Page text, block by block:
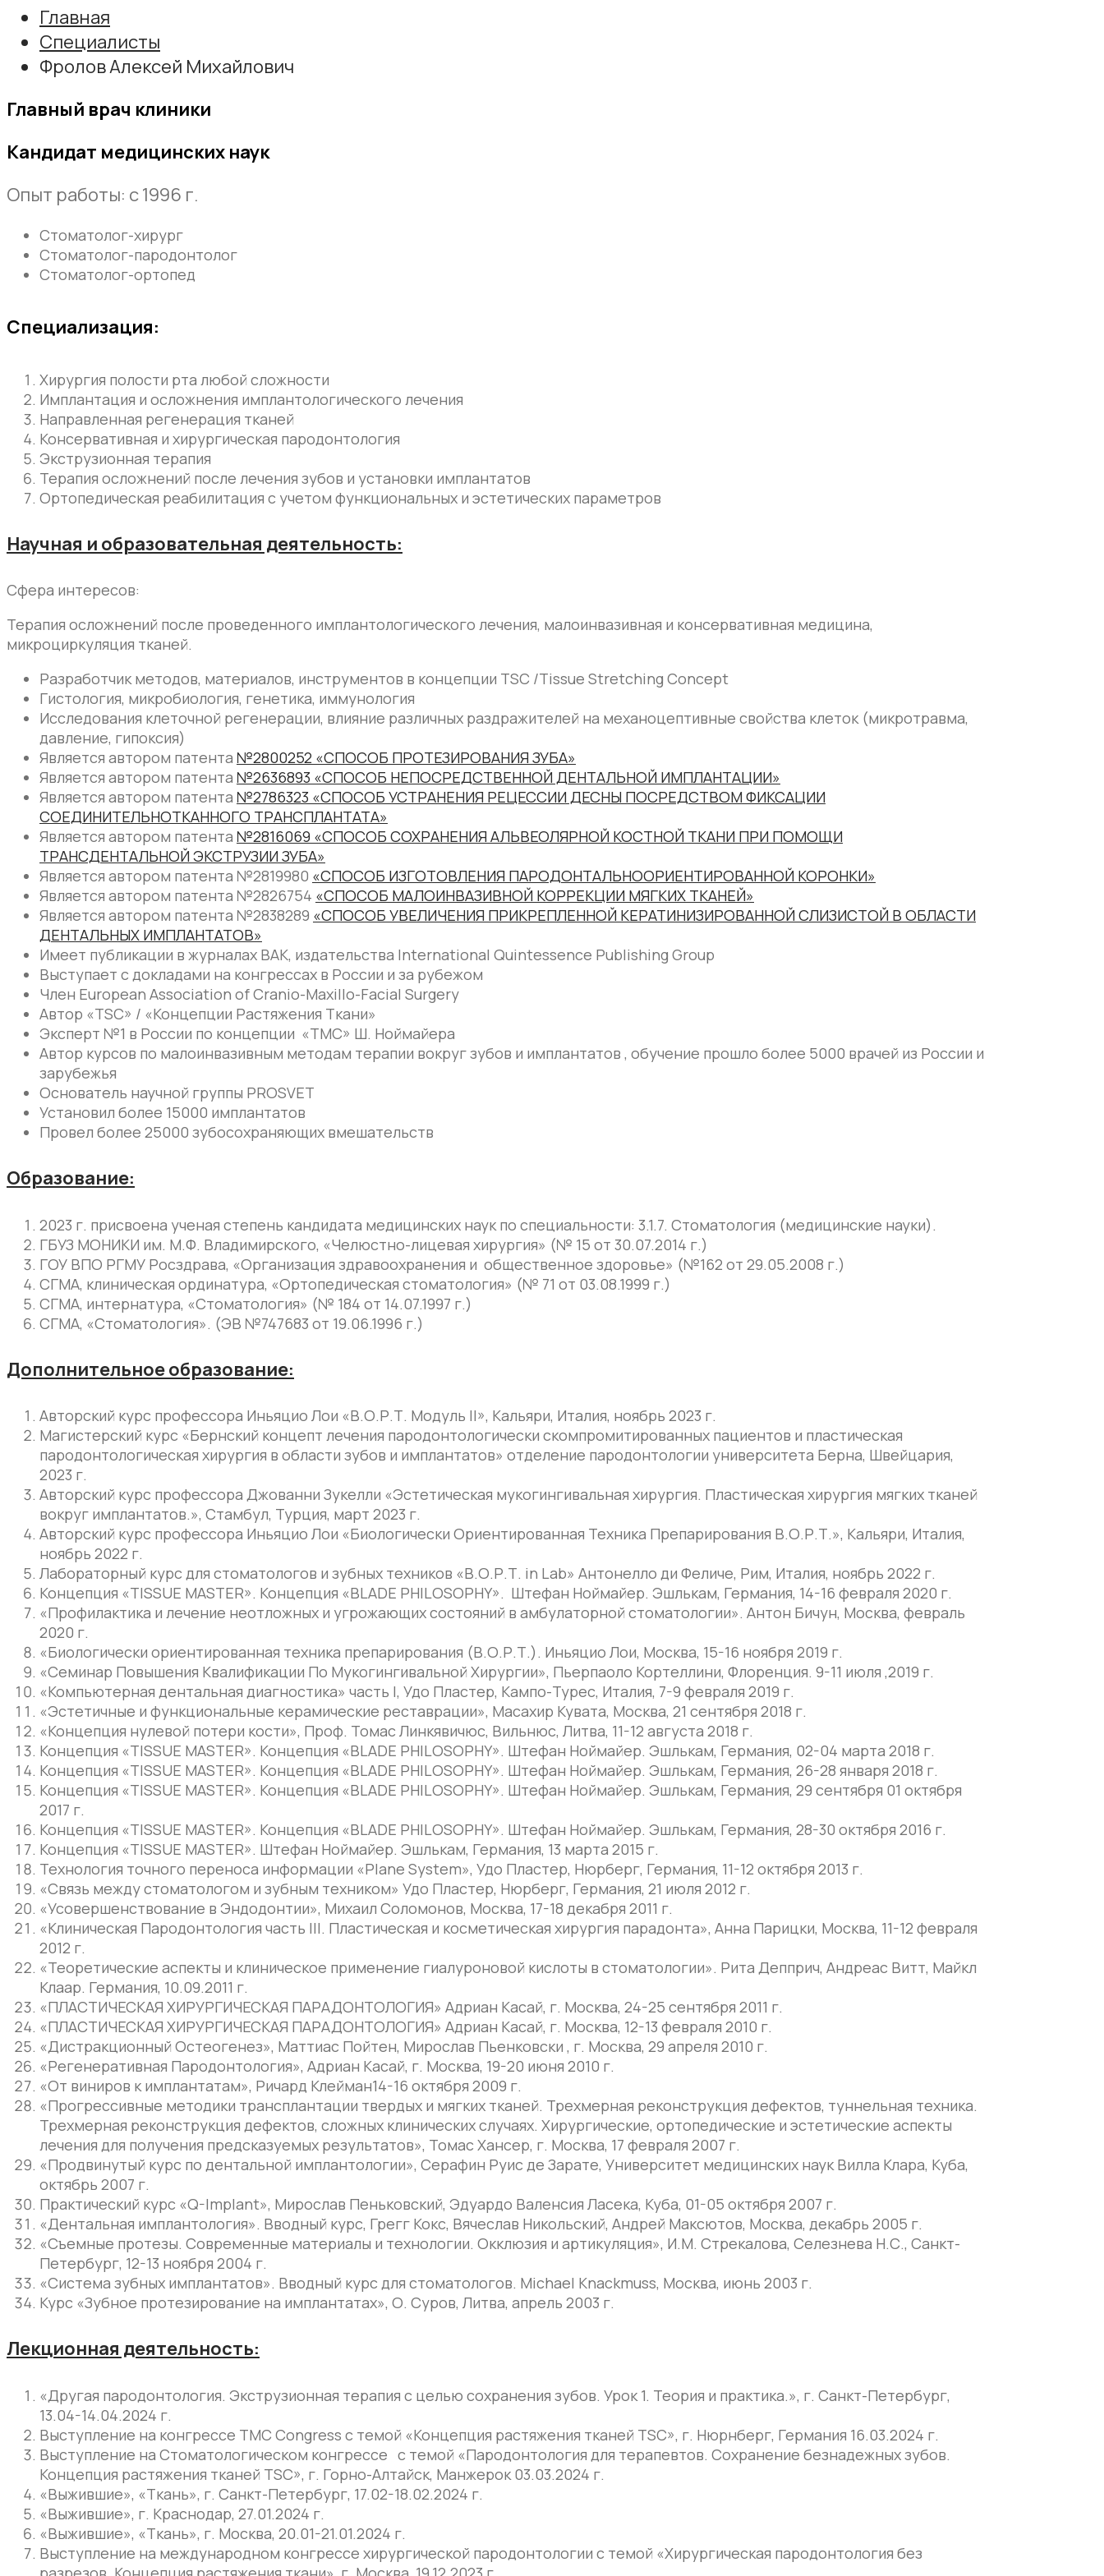
Главная
Специалисты
Фролов Алексей Михайлович
Главный врач клиники
Кандидат медицинских наук
Опыт работы: с 1996 г.
Стоматолог-хирург
Стоматолог-пародонтолог
Стоматолог-ортопед
Специализация:
Хирургия полости рта любой сложности
Имплантация и осложнения имплантологического лечения
Направленная регенерация тканей
Консервативная и хирургическая пародонтология
Экструзионная терапия
Терапия осложнений после лечения зубов и установки имплантатов
Ортопедическая реабилитация с учетом функциональных и эстетических параметров
Научная и образовательная деятельность:
Сфера интересов:
Терапия осложнений после проведенного имплантологического лечения, малоинвазивная и консервативная медицина,
микроциркуляция тканей.
Разработчик методов, материалов, инструментов в концепции TSC /Tissue Stretching Concept
Гистология, микробиология, генетика, иммунология
Исследования клеточной регенерации, влияние различных раздражителей на механоцептивные свойства клеток (микротравма,
давление, гипоксия)
Является автором патента №2800252 «СПОСОБ ПРОТЕЗИРОВАНИЯ ЗУБА»
Является автором патента №2636893 «СПОСОБ НЕПОСРЕДСТВЕННОЙ ДЕНТАЛЬНОЙ ИМПЛАНТАЦИИ»
Является автором патента №2786323 «СПОСОБ УСТРАНЕНИЯ РЕЦЕССИИ ДЕСНЫ ПОСРЕДСТВОМ ФИКСАЦИИ
СОЕДИНИТЕЛЬНОТКАННОГО ТРАНСПЛАНТАТА»
Является автором патента №2816069 «СПОСОБ СОХРАНЕНИЯ АЛЬВЕОЛЯРНОЙ КОСТНОЙ ТКАНИ ПРИ ПОМОЩИ
ТРАНСДЕНТАЛЬНОЙ ЭКСТРУЗИИ ЗУБА»
Является автором патента №2819980 «СПОСОБ ИЗГОТОВЛЕНИЯ ПАРОДОНТАЛЬНООРИЕНТИРОВАННОЙ КОРОНКИ»
Является автором патента №2826754 «СПОСОБ МАЛОИНВАЗИВНОЙ КОРРЕКЦИИ МЯГКИХ ТКАНЕЙ»
Является автором патента №2838289 «СПОСОБ УВЕЛИЧЕНИЯ ПРИКРЕПЛЕННОЙ КЕРАТИНИЗИРОВАННОЙ СЛИЗИСТОЙ В ОБЛАСТИ
ДЕНТАЛЬНЫХ ИМПЛАНТАТОВ»
Имеет публикации в журналах ВАК, издательства International Quintessence Publishing Group
Выступает с докладами на конгрессах в России и за рубежом
Член European Association of Cranio-Maxillo-Facial Surgery
Автор «TSC» / «Концепции Растяжения Ткани»
Эксперт №1 в России по концепции «TMC» Ш. Ноймайера
Автор курсов по малоинвазивным методам терапии вокруг зубов и имплантатов , обучение прошло более 5000 врачей из России и
зарубежья
Основатель научной группы PROSVET
Установил более 15000 имплантатов
Провел более 25000 зубосохраняющих вмешательств
Образование:
2023 г. присвоена ученая степень кандидата медицинских наук по специальности: 3.1.7. Стоматология (медицинские науки).
ГБУЗ МОНИКИ им. М.Ф. Владимирского, «Челюстно-лицевая хирургия» (№ 15 от 30.07.2014 г.)
ГОУ ВПО РГМУ Росздрава, «Организация здравоохранения и общественное здоровье» (№162 от 29.05.2008 г.)
СГМА, клиническая ординатура, «Ортопедическая стоматология» (№ 71 от 03.08.1999 г.)
СГМА, интернатура, «Стоматология» (№ 184 от 14.07.1997 г.)
СГМА, «Стоматология». (ЭВ №747683 от 19.06.1996 г.)
Дополнительное образование:
Авторский курс профессора Иньяцио Лои «В.О.Р.Т. Модуль II», Кальяри, Италия, ноябрь 2023 г.
Магистерский курс «Бернский концепт лечения пародонтологически скомпромитированных пациентов и пластическая
пародонтологическая хирургия в области зубов и имплантатов» отделение пародонтологии университета Берна, Швейцария,
2023 г.
Авторский курс профессора Джованни Зукелли «Эстетическая мукогингивальная хирургия. Пластическая хирургия мягких тканей
вокруг имплантатов.», Стамбул, Турция, март 2023 г.
Авторский курс профессора Иньяцио Лои «Биологически Ориентированная Техника Препарирования В.О.Р.Т.», Кальяри, Италия,
ноябрь 2022 г.
Лабораторный курс для стоматологов и зубных техников «В.О.Р.Т. in Lab» Антонелло ди Феличе, Рим, Италия, ноябрь 2022 г.
Концепция «TISSUE MASTER». Концепция «BLADE PHILOSOPHY». Штефан Ноймайер. Эшлькам, Германия, 14-16 февраля 2020 г.
«Профилактика и лечение неотложных и угрожающих состояний в амбулаторной стоматологии». Антон Бичун, Москва, февраль
2020 г.
«Биологически ориентированная техника препарирования (В.О.Р.Т.). Иньяцио Лои, Москва, 15-16 ноября 2019 г.
«Семинар Повышения Квалификации По Мукогингивальной Хирургии», Пьерпаоло Кортеллини, Флоренция. 9-11 июля ,2019 г.
«Компьютерная дентальная диагностика» часть I, Удо Пластер, Кампо-Турес, Италия, 7-9 февраля 2019 г.
«Эстетичные и функциональные керамические реставрации», Масахир Кувата, Москва, 21 сентября 2018 г.
«Концепция нулевой потери кости», Проф. Томас Линкявичюс, Вильнюс, Литва, 11-12 августа 2018 г.
Концепция «TISSUE MASTER». Концепция «BLADE PHILOSOPHY». Штефан Ноймайер. Эшлькам, Германия, 02-04 марта 2018 г.
Концепция «TISSUE MASTER». Концепция «BLADE PHILOSOPHY». Штефан Ноймайер. Эшлькам, Германия, 26-28 января 2018 г.
Концепция «TISSUE MASTER». Концепция «BLADE PHILOSOPHY». Штефан Ноймайер. Эшлькам, Германия, 29 сентября 01 октября
2017 г.
Концепция «TISSUE MASTER». Концепция «BLADE PHILOSOPHY». Штефан Ноймайер. Эшлькам, Германия, 28-30 октября 2016 г.
Концепция «TISSUE MASTER». Штефан Ноймайер. Эшлькам, Германия, 13 марта 2015 г.
Технология точного переноса информации «Plane System», Удо Пластер, Нюрберг, Германия, 11-12 октября 2013 г.
«Связь между стоматологом и зубным техником» Удо Пластер, Нюрберг, Германия, 21 июля 2012 г.
«Усовершенствование в Эндодонтии», Михаил Соломонов, Москва, 17-18 декабря 2011 г.
«Клиническая Пародонтология часть III. Пластическая и косметическая хирургия парадонта», Анна Парицки, Москва, 11-12 февраля
2012 г.
«Теоретические аспекты и клиническое применение гиалуроновой кислоты в стоматологии». Рита Депприч, Андреас Витт, Майкл
Клаар. Германия, 10.09.2011 г.
«ПЛАСТИЧЕСКАЯ ХИРУРГИЧЕСКАЯ ПАРАДОНТОЛОГИЯ» Адриан Касай, г. Москва, 24-25 сентября 2011 г.
«ПЛАСТИЧЕСКАЯ ХИРУРГИЧЕСКАЯ ПАРАДОНТОЛОГИЯ» Адриан Касай, г. Москва, 12-13 февраля 2010 г.
«Дистракционный Остеогенез», Маттиас Пойтен, Мирослав Пьенковски , г. Москва, 29 апреля 2010 г.
«Регенеративная Пародонтология», Адриан Касай, г. Москва, 19-20 июня 2010 г.
«От виниров к имплантатам», Ричард Клейман14-16 октября 2009 г.
«Прогрессивные методики трансплантации твердых и мягких тканей. Трехмерная реконструкция дефектов, туннельная техника.
Трехмерная реконструкция дефектов, сложных клинических случаях. Хирургические, ортопедические и эстетические аспекты
лечения для получения предсказуемых результатов», Томас Хансер, г. Москва, 17 февраля 2007 г.
«Продвинутый курс по дентальной имплантологии», Серафин Руис де Зарате, Университет медицинских наук Вилла Клара, Куба,
октябрь 2007 г.
Практический курс «Q-Implant», Мирослав Пеньковский, Эдуардо Валенсия Ласека, Куба, 01-05 октября 2007 г.
«Дентальная имплантология». Вводный курс, Грегг Кокс, Вячеслав Никольский, Андрей Максютов, Москва, декабрь 2005 г.
«Съемные протезы. Современные материалы и технологии. Окклюзия и артикуляция», И.М. Стрекалова, Селезнева Н.С., Санкт-
Петербург, 12-13 ноября 2004 г.
«Система зубных имплантатов». Вводный курс для стоматологов. Michael Knackmuss, Москва, июнь 2003 г.
Курс «Зубное протезирование на имплантатах», О. Суров, Литва, апрель 2003 г.
Лекционная деятельность:
«Другая пародонтология. Экструзионная терапия с целью сохранения зубов. Урок 1. Теория и практика.», г. Санкт-Петербург,
13.04-14.04.2024 г.
Выступление на конгрессе TMC Congress с темой «Концепция растяжения тканей TSC», г. Нюрнберг, Германия 16.03.2024 г.
Выступление на Стоматологическом конгрессе с темой «Пародонтология для терапевтов. Сохранение безнадежных зубов.
Концепция растяжения тканей TSC», г. Горно-Алтайск, Манжерок 03.03.2024 г.
«Выжившие», «Ткань», г. Санкт-Петербург, 17.02-18.02.2024 г.
«Выжившие», г. Краснодар, 27.01.2024 г.
«Выжившие», «Ткань», г. Москва, 20.01-21.01.2024 г.
Выступление на международном конгрессе хирургической пародонтологии с темой «Хирургическая пародонтология без